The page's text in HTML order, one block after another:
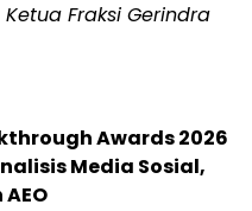
Ketua Fraksi Gerindra
Awards 2026
Media Sosial,